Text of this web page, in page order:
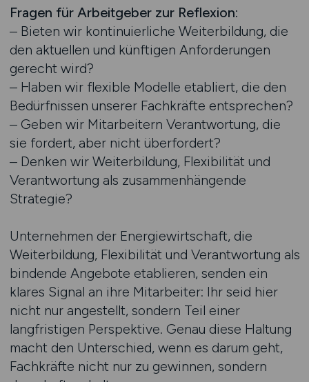
Fragen für Arbeitgeber zur Reflexion:
– Bieten wir kontinuierliche Weiterbildung, die
den aktuellen und künftigen Anforderungen
gerecht wird?
– Haben wir flexible Modelle etabliert, die den
Bedürfnissen unserer Fachkräfte entsprechen?
– Geben wir Mitarbeitern Verantwortung, die
sie fordert, aber nicht überfordert?
– Denken wir Weiterbildung, Flexibilität und
Verantwortung als zusammenhängende
Strategie?
Unternehmen der Energiewirtschaft, die
Weiterbildung, Flexibilität und Verantwortung als
bindende Angebote etablieren, senden ein
klares Signal an ihre Mitarbeiter: Ihr seid hier
nicht nur angestellt, sondern Teil einer
langfristigen Perspektive. Genau diese Haltung
macht den Unterschied, wenn es darum geht,
Fachkräfte nicht nur zu gewinnen, sondern